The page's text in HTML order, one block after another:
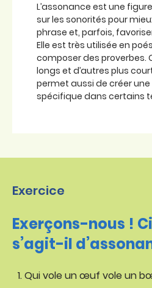
L’assonance est une
sur les sonorités pour
phrase et, parfois,
Elle est très utilisée en
composer des proverbes.
longs et d’autres plus
permet aussi de créer
spécifique dans certains
Exercice
Exerçons-nous !
s’agit-il
Qui vole un œuf vole un